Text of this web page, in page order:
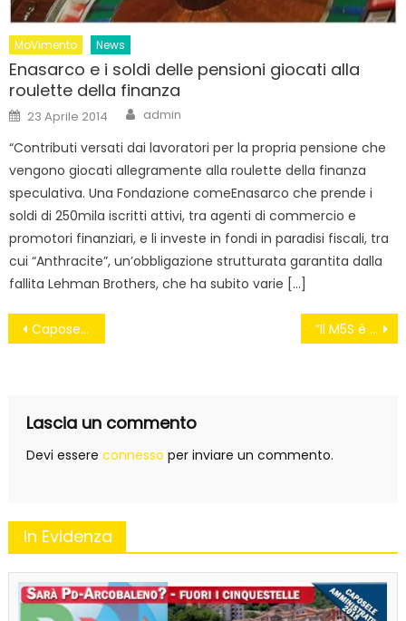
MoVimento News
Enasarco e i soldi delle pensioni giocati alla
roulette della finanza
Posted
on
23 Aprile 2014 Author
admin
“Contributi versati dai lavoratori per la propria pensione che
vengono giocati allegramente alla roulette della finanza
speculativa. Una Fondazione comeEnasarco che prende i
soldi di 250mila iscritti attivi, tra agenti di commercio e
promotori finanziari, e li investe in fondi in paradisi fiscali, tra
cui “Anthracite”, un’obbligazione strutturata garantita dalla
fallita Lehman Brothers, che ha subito varie […]
Navigazione
Caposele- Sabatelli: confronto sì, polemiche no. ”Il M5S è il solito rompimento di coglioni” #Incalza
Lascia un commento
Devi essere connesso per inviare un commento.
In Evidenza